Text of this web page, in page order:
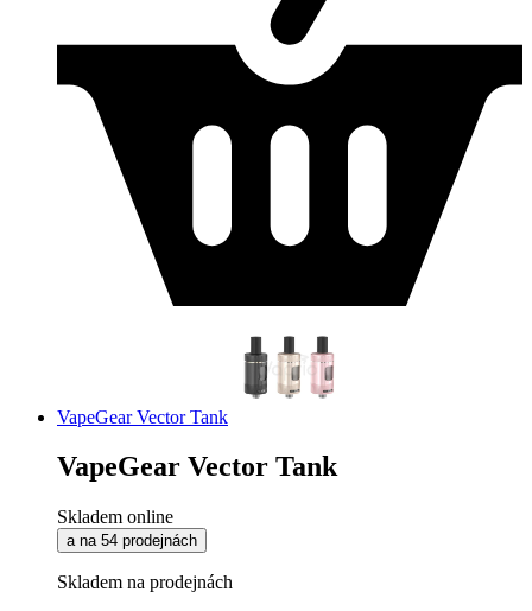
VapeGear Vector Tank
VapeGear Vector Tank
Skladem online
a na 54 prodejnách
Skladem na prodejnách